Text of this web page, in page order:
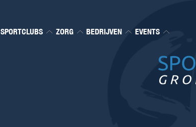
SPORTCLUBS ZORG BEDRIJVEN EVENTS